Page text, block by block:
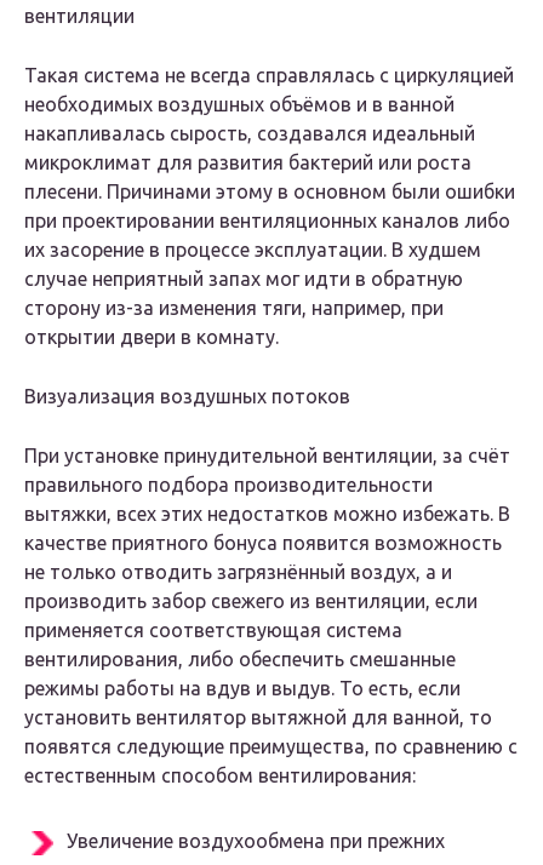
вентиляции
Такая система не всегда справлялась с циркуляцией
необходимых воздушных объёмов и в ванной
накапливалась сырость, создавался идеальный
микроклимат для развития бактерий или роста
плесени. Причинами этому в основном были ошибки
при проектировании вентиляционных каналов либо
их засорение в процессе эксплуатации. В худшем
случае неприятный запах мог идти в обратную
сторону из-за изменения тяги, например, при
открытии двери в комнату.
Визуализация воздушных потоков
При установке принудительной вентиляции, за счёт
правильного подбора производительности
вытяжки, всех этих недостатков можно избежать. В
качестве приятного бонуса появится возможность
не только отводить загрязнённый воздух, а и
производить забор свежего из вентиляции, если
применяется соответствующая система
вентилирования, либо обеспечить смешанные
режимы работы на вдув и выдув. То есть, если
установить вентилятор вытяжной для ванной, то
появятся следующие преимущества, по сравнению с
естественным способом вентилирования:
Увеличение воздухообмена при прежних